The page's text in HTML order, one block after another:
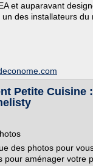
et auparavant
des installateurs du
Petite Cuisine
des photos pour
pour aménager votre